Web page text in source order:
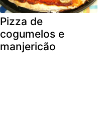
Pizza de
cogumelos e
manjericão